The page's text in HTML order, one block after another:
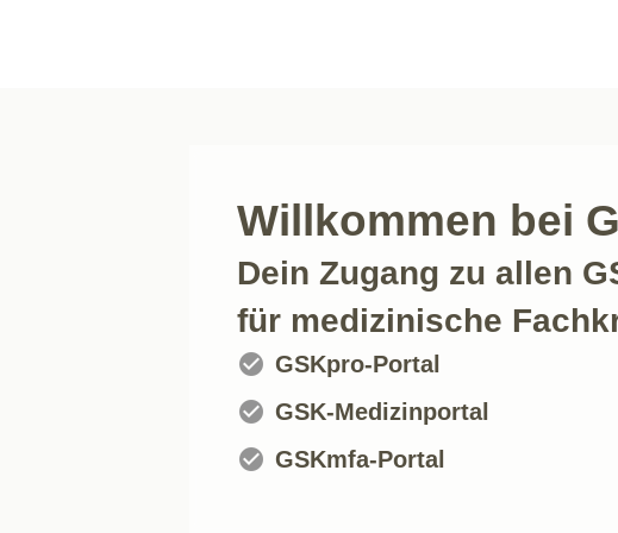
Willkommen bei
Dein Zugang zu allen
für medizinische
 GSKpro-Portal
 GSK-Medizinportal
 GSKmfa-Portal